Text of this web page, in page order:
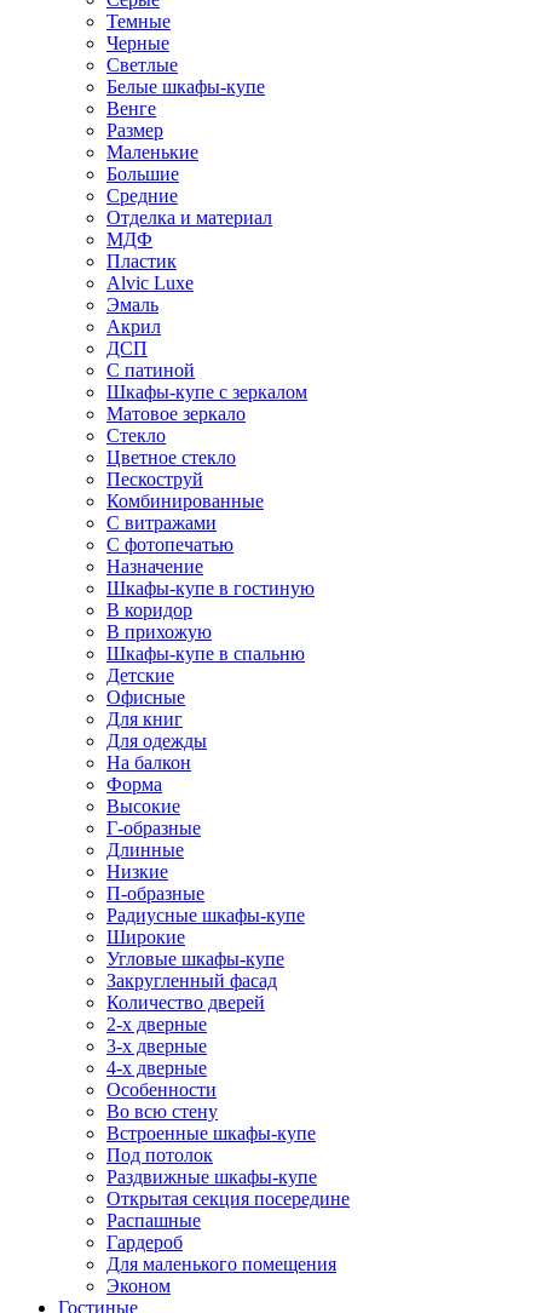
Темные
Черные
Светлые
Белые шкафы-купе
Венге
Размер
Маленькие
Большие
Средние
Отделка и материал
МДФ
Пластик
Alvic Luxe
Эмаль
Акрил
ДСП
С патиной
Шкафы-купе с зеркалом
Матовое зеркало
Стекло
Цветное стекло
Пескоструй
Комбинированные
С витражами
С фотопечатью
Назначение
Шкафы-купе в гостиную
В коридор
В прихожую
Шкафы-купе в спальню
Детские
Офисные
Для книг
Для одежды
На балкон
Форма
Высокие
Г-образные
Длинные
Низкие
П-образные
Радиусные шкафы-купе
Широкие
Угловые шкафы-купе
Закругленный фасад
Количество дверей
2-х дверные
3-х дверные
4-х дверные
Особенности
Во всю стену
Встроенные шкафы-купе
Под потолок
Раздвижные шкафы-купе
Открытая секция посередине
Распашные
Гардероб
Для маленького помещения
Эконом
Гостиные